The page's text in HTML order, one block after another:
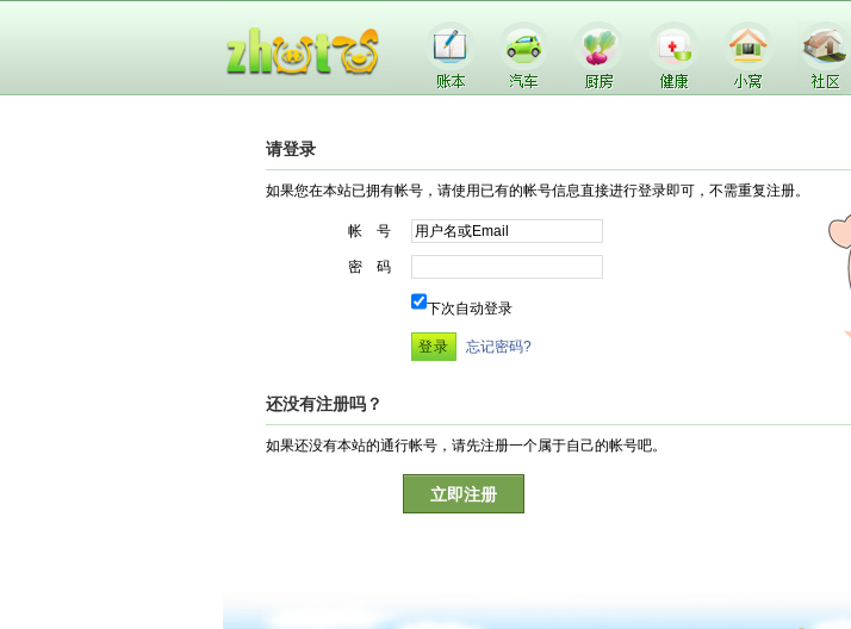
请登录
如果您在本站已拥有帐号，请使用已有的帐号信息直接进行登录即可，不需重复注册。
帐 号
密 码
下次自动登录
忘记密码?
还没有注册吗？
如果还没有本站的通行帐号，请先注册一个属于自己的帐号吧。
立即注册